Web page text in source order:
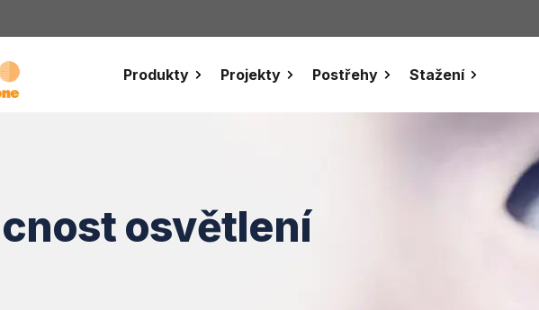
Produkty Projekty Postřehy Stažení
osvětlení